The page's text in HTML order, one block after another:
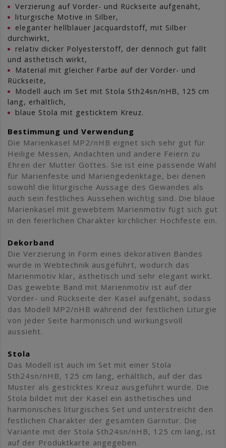
Verzierung auf Vorder- und Rückseite aufgenäht,
liturgische Motive in Silber,
eleganter hellblauer Jacquardstoff, mit Silber
durchwirkt,
relativ dicker Polyesterstoff, der dennoch gut fällt
und ästhetisch wirkt,
Material mit gleicher Farbe auf der Vorder- und
Rückseite,
Modell auch im Set mit Stola Sth24sn/nHB, 125 cm
lang, erhältlich,
blaue Stola mit gesticktem Kreuz.
Bestimmung und Verwendung
Die Marienkasel MP2/nHB eignet sich sehr gut für
Heilige Messen, Andachten und andere Feiern zu
Ehren der Mutter Gottes. Sie ist eine passende Wahl
für Marienfeste und Mariengedenktage, bei denen
sowohl die liturgische Aussage des Gewandes als
auch sein festliches Aussehen wichtig sind. Die blaue
Marienkasel mit gewebtem Marienmotiv fügt sich gut
in den feierlichen Charakter kirchlicher Hochfeste ein.
Dekorband
Die Verzierung in Form eines dekorativen Bandes
wurde in Webtechnik ausgeführt, wodurch das
Marienmotiv klar, ästhetisch und sehr elegant wirkt.
Das gewebte Band mit Marienmotiv ist auf der
Vorder- und Rückseite der Kasel aufgenäht, sodass
das Modell MP2/nHB während der festlichen Liturgie
von jeder Seite harmonisch und wirkungsvoll
aussieht.
Stola
Das Modell ist auch im Set mit einer Stola
Sth24sn/nHB, 125 cm lang, erhältlich, auf der das
Muster als gesticktes Kreuz ausgeführt wurde. Die
Stola bildet mit der Kasel ein ästhetisches und
harmonisches liturgisches Set und unterstreicht den
festlichen Charakter der gesamten Garnitur. Die
Variante mit der Stola Sth24sn/nHB, 125 cm lang, ist
auf der Produktkarte angegeben.